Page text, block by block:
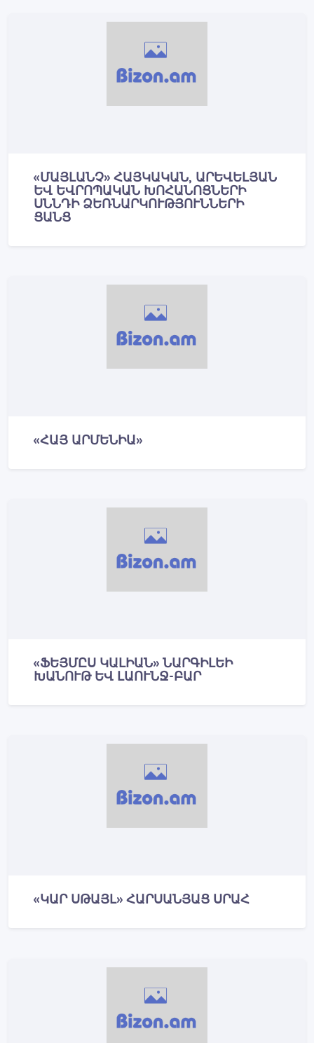
«ՄԱՅԼԱՆՉ» ՀԱՅԿԱԿԱՆ, ԱՐԵՎԵԼՅԱՆ
ԵՎ ԵՎՐՈՊԱԿԱՆ ԽՈՀԱՆՈՑՆԵՐԻ
ՍՆՆԴԻ ՁԵՌՆԱՐԿՈՒԹՅՈՒՆՆԵՐԻ
ՑԱՆՑ
«ՀԱՅ ԱՐՄԵՆԻԱ»
«ՖԵՅՄԸՍ ԿԱԼԻԱՆ» ՆԱՐԳԻԼԵԻ
ԽԱՆՈՒԹ ԵՎ ԼԱՈՒՆՋ-ԲԱՐ
«ԿԱՐ ՍԹԱՅԼ» ՀԱՐՍԱՆՅԱՑ ՍՐԱՀ